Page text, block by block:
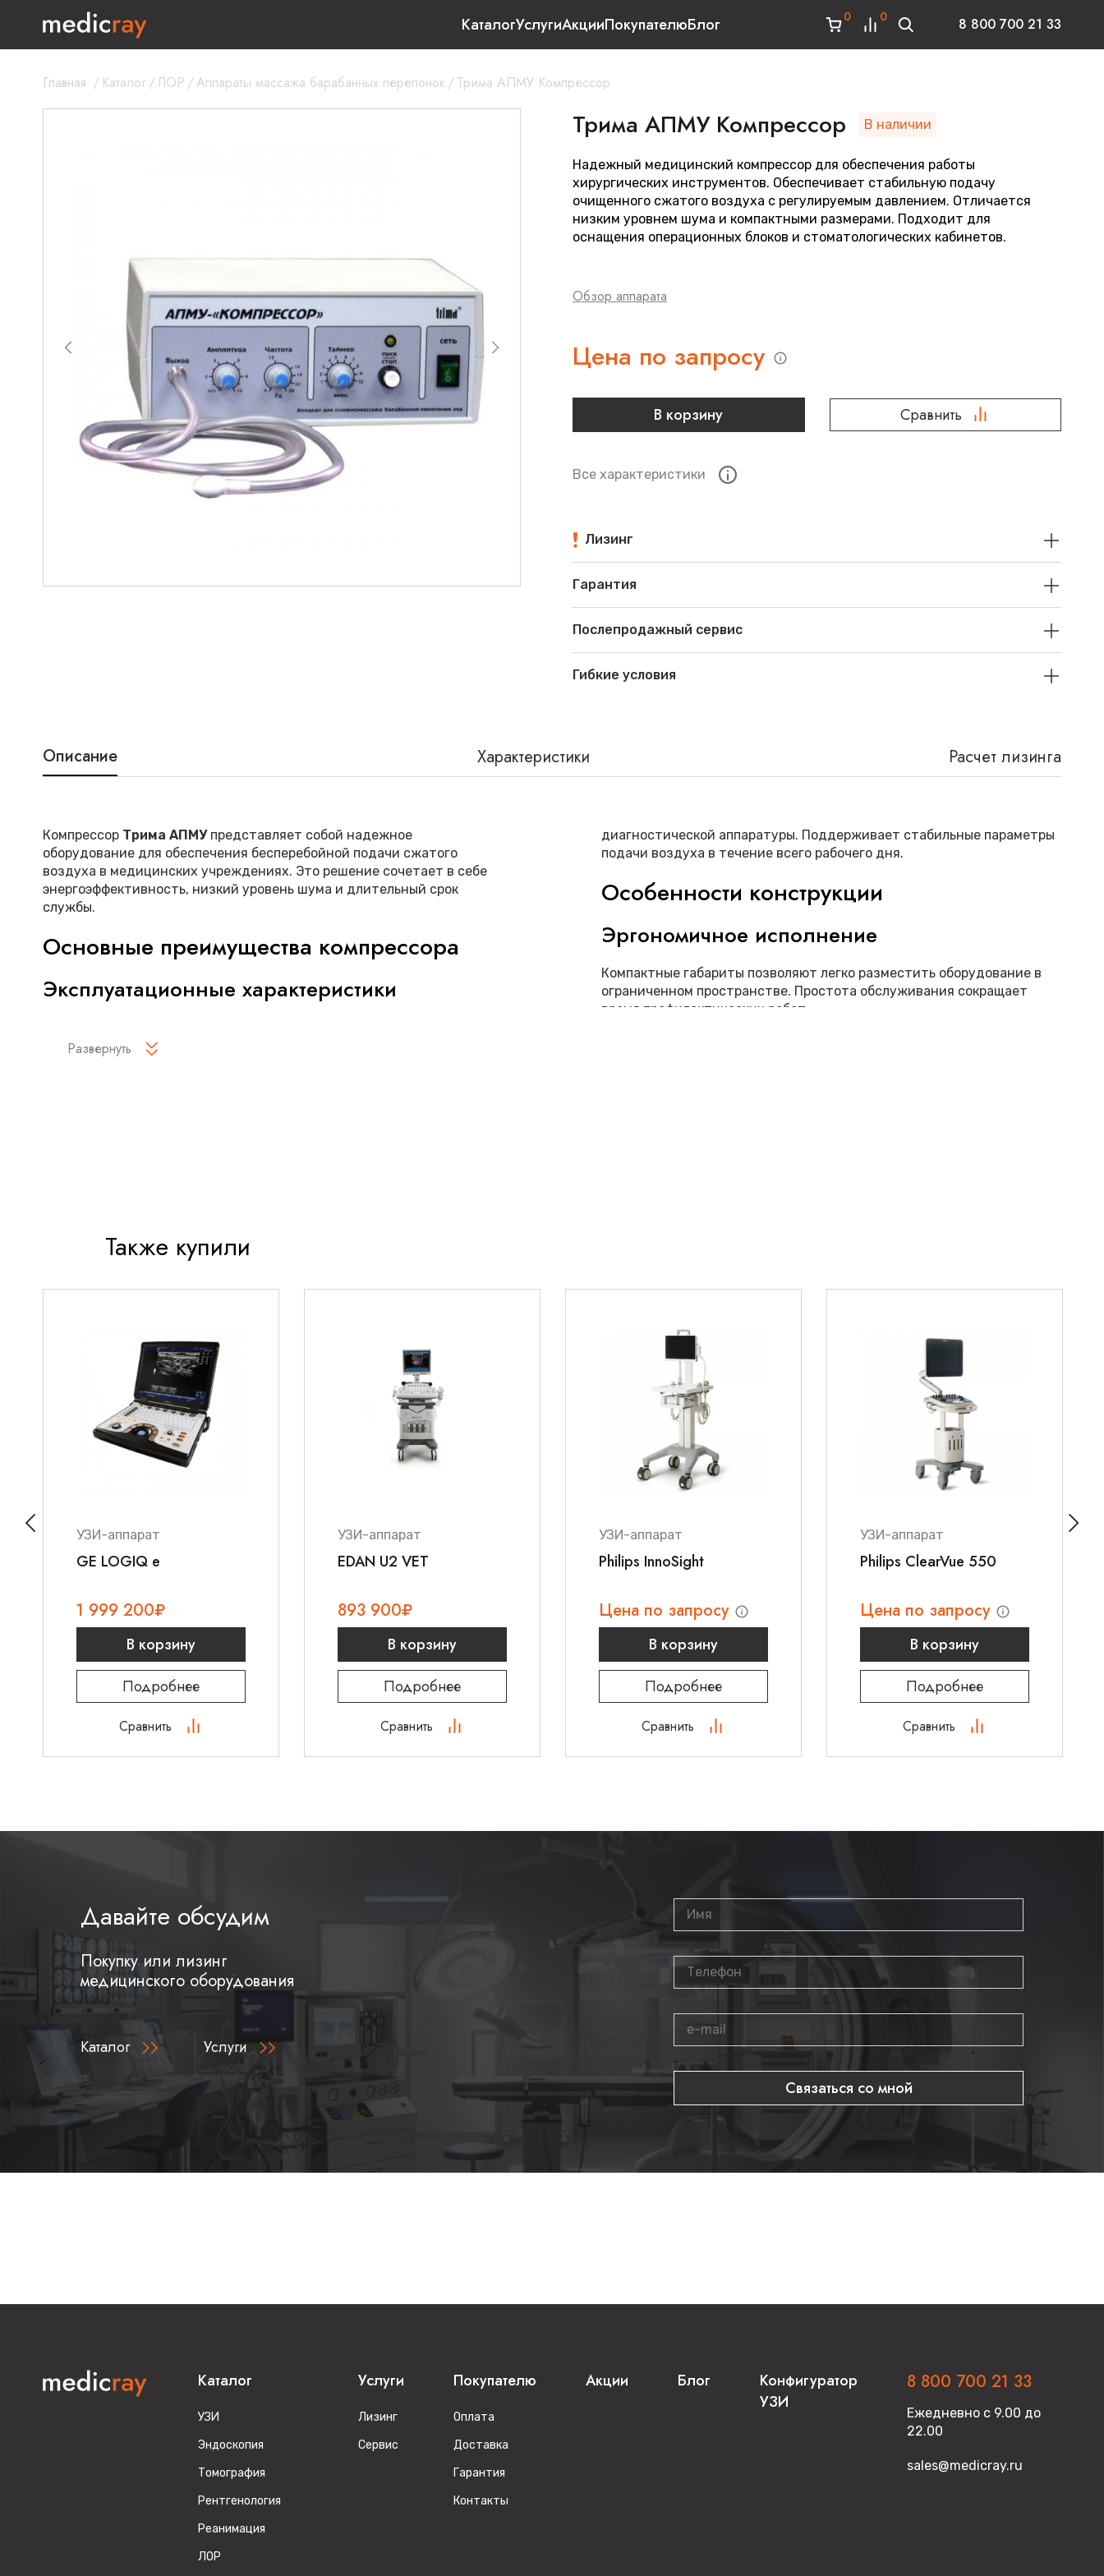
КаталогУслугиАкцииПокупателюБлог 0 0 8 800 700 21 33
Главная / Каталог/ЛОР /Аппараты массажа барабанных перепонок /Трима АПМУ Компрессор
Трима АПМУ Компрессор В наличии
Надежный медицинский компрессор для обеспечения работы
хирургических инструментов. Обеспечивает стабильную подачу
очищенного сжатого воздуха с регулируемым давлением. Отличается
низким уровнем шума и компактными размерами. Подходит для
оснащения операционных блоков и стоматологических кабинетов.
Обзор аппарата
Цена по запросу
В корзину Сравнить
Все характеристики
Лизинг
Гарантия
Послепродажный сервис
Гибкие условия
Описание Характеристики Расчет лизинга
Компрессор Трима АПМУпредставляет собой надежное
оборудование для обеспечения бесперебойной подачи сжатого
воздуха в медицинских учреждениях. Это решение сочетает в себе
энергоэффективность, низкий уровень шума и длительный срок
службы.
Основные преимущества компрессора
Эксплуатационные характеристики
Автоматическая регулировка производительности под текущие
Долговечные компоненты с увеличенным ресурсом работы
Области применения
Обеспечивает подачу очищенного сжатого воздуха для работы
различного медицинского оборудования. Незаменим в операционных,
реанимационных и процедурных кабинетах.
Применение в диагностических центрах
диагностической аппаратуры. Поддерживает стабильные параметры
подачи воздуха в течение всего рабочего дня.
Особенности конструкции
Эргономичное исполнение
Компактные габариты позволяют легко разместить оборудование в
ограниченном пространстве. Простота обслуживания сокращает
время профилактических работ.
Обеспечьте свое медицинское оборудование бесперебойной подачей
воздуха с компрессором
Чтобы узнать больше о возможностях этого оборудования позвоните
по номеру8 800 700 21 33
- мы поможем подобрать идеальное
решение для ваших задач.
Развернуть
Также купили
УЗИ-аппарат
GE LOGIQ e
1 999 200₽
В корзину
Подробнее
Сравнить
УЗИ-аппарат
EDAN U2 VET
893 900₽
В корзину
Подробнее
Сравнить
УЗИ-аппарат
Philips InnoSight
Цена по запросу
В корзину
Подробнее
Сравнить
УЗИ-аппарат
Philips ClearVue 550
Цена по запросу
В корзину
Подробнее
Сравнить
Давайте обсудим
Покупку или лизинг
медицинского оборудования
Каталог
Услуги
Связаться со мной
Каталог
УЗИ
Эндоскопия
Томография
Рентгенология
Реанимация
ЛОР
Услуги
Лизинг
Сервис
Покупателю
Оплата
Доставка
Гарантия
Контакты
Акции Блог
Конфигуратор
УЗИ
8 800 700 21 33
Ежедневно с 9.00 до
22.00
sales@medicray.ru